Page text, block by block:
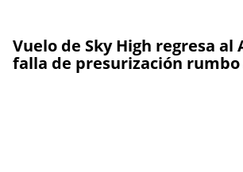
Vuelo de Sky High regresa al
falla de presurización